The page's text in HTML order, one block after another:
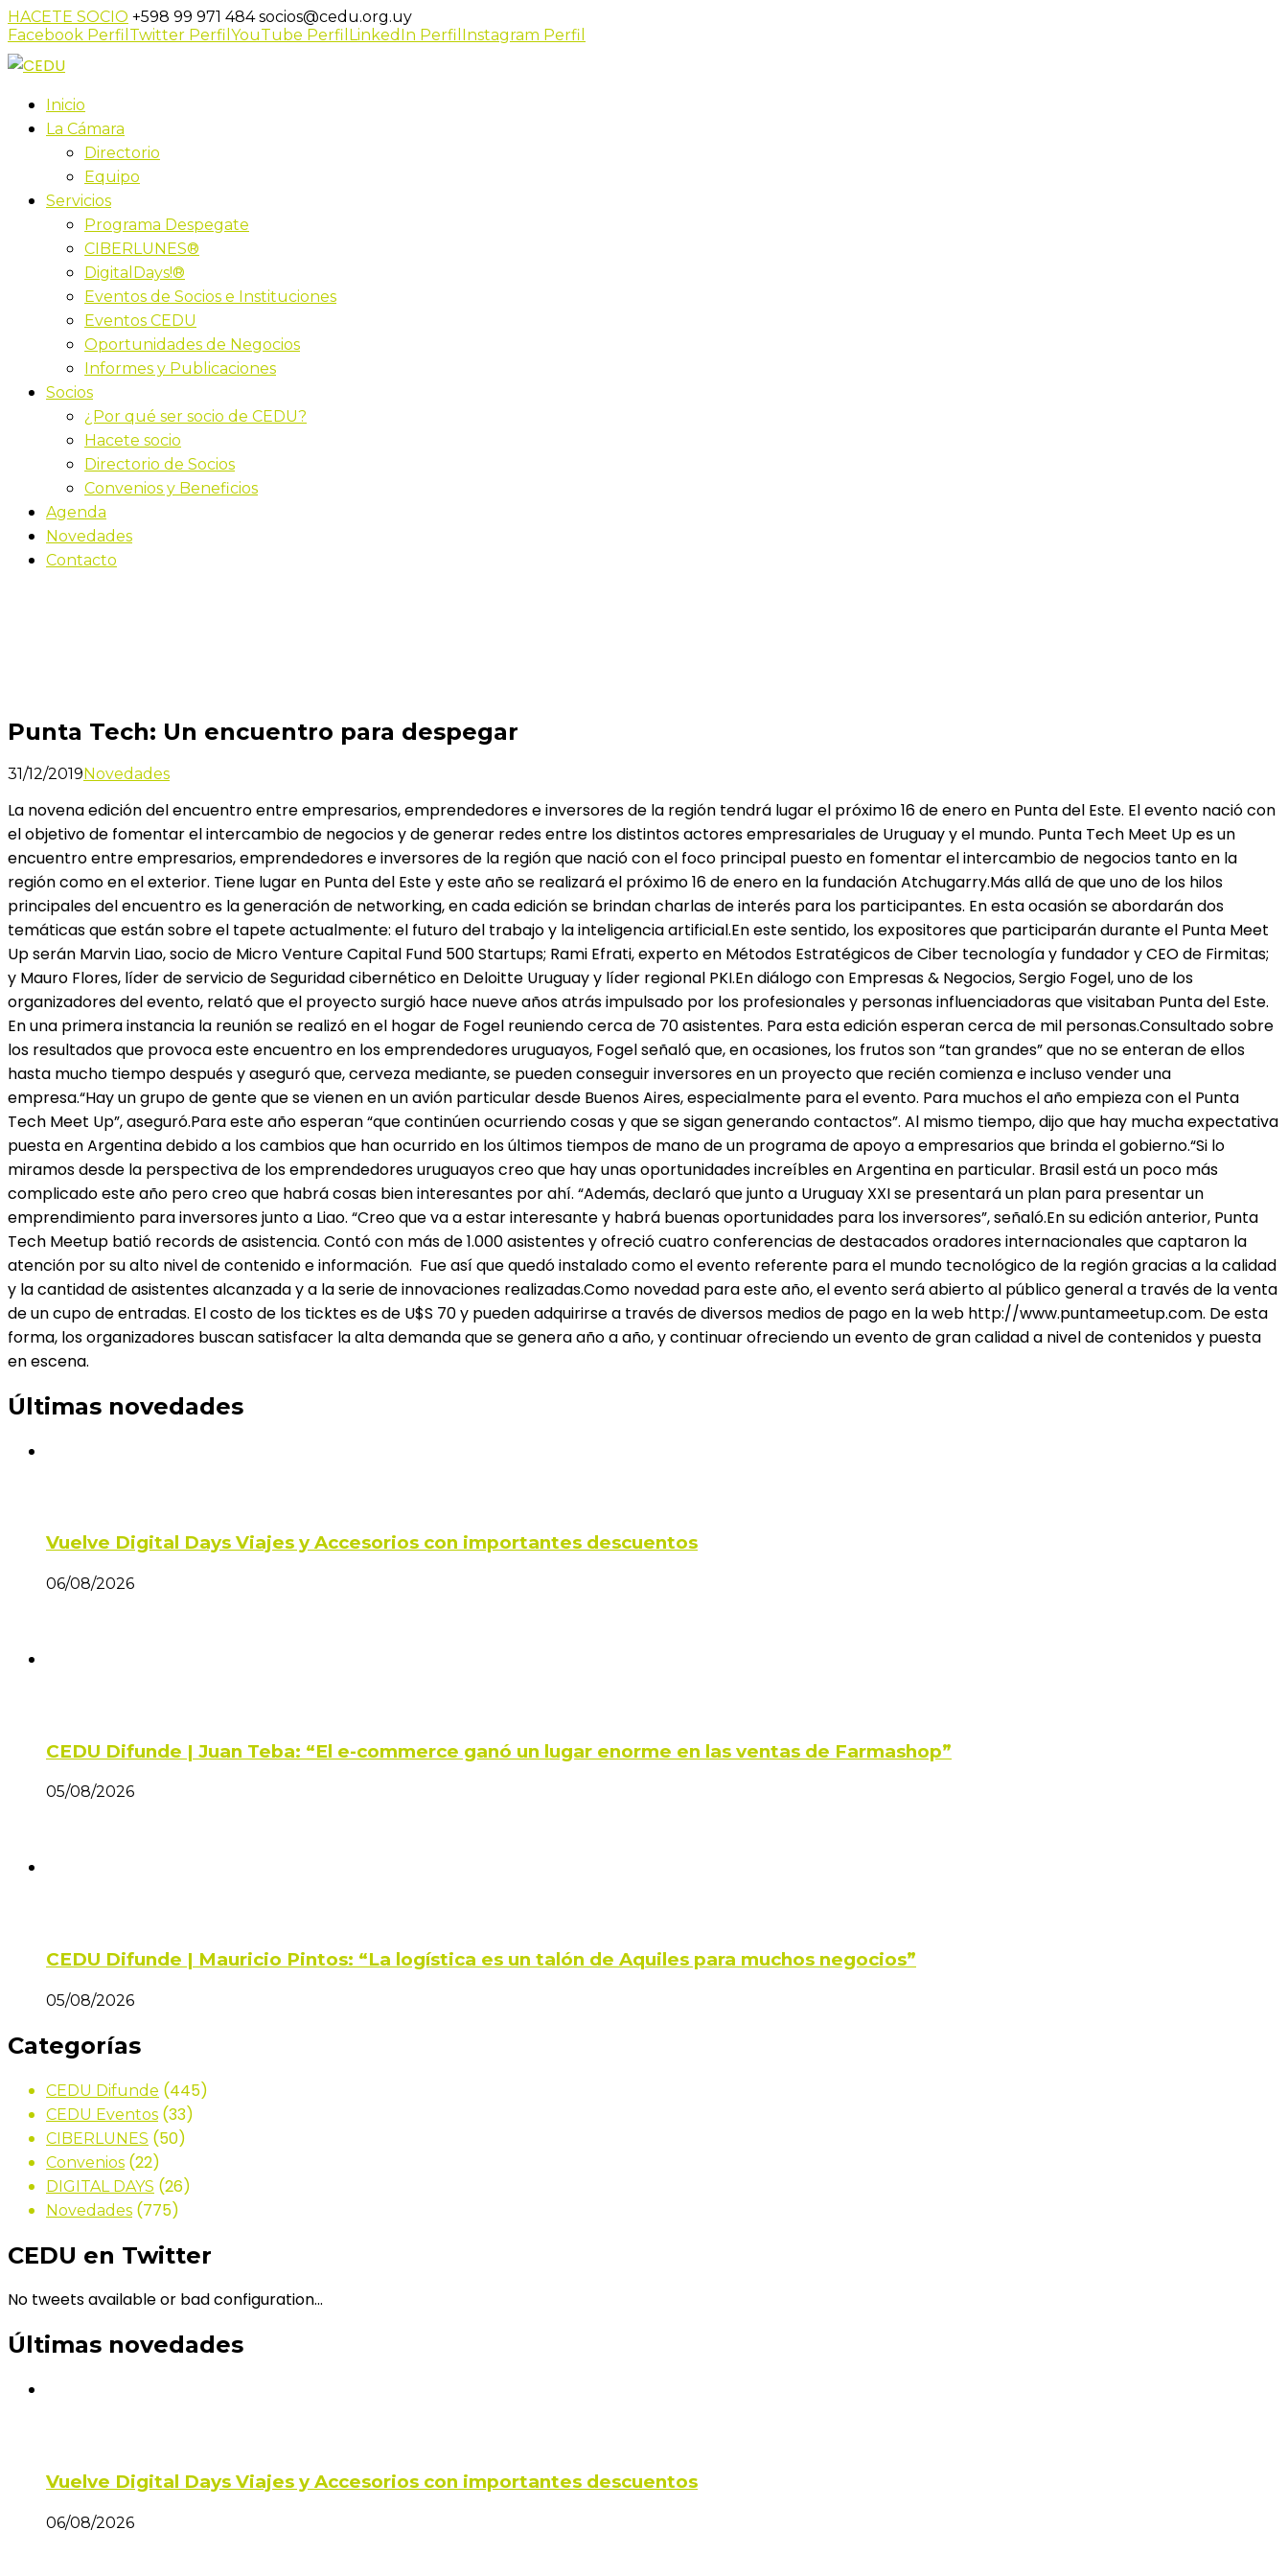
HACETE SOCIO +598 99 971 484socios@cedu.org.uy
Facebook Perfil Twitter Perfil YouTube Perfil LinkedIn Perfil Instagram Perfil
Inicio
La Cámara
Directorio
Equipo
Servicios
Programa Despegate
CIBERLUNES®
DigitalDays!®
Eventos de Socios e Instituciones
Eventos CEDU
Oportunidades de Negocios
Informes y Publicaciones
Socios
¿Por qué ser socio de CEDU?
Hacete socio
Directorio de Socios
Convenios y Beneficios
Agenda
Novedades
Contacto
Punta Tech: Un encuentro para despegar
31/12/2019Novedades
La novena edición del encuentro entre empresarios, emprendedores e inversores de la región tendrá lugar el próximo 16 de enero en Punta del Este. El evento nació con
el objetivo de fomentar el intercambio de negocios y de generar redes entre los distintos actores empresariales de Uruguay y el mundo. Punta Tech Meet Up es un
encuentro entre empresarios, emprendedores e inversores de la región que nació con el foco principal puesto en fomentar el intercambio de negocios tanto en la
región como en el exterior. Tiene lugar en Punta del Este y este año se realizará el próximo 16 de enero en la fundación Atchugarry.Más allá de que uno de los hilos
principales del encuentro es la generación de networking, en cada edición se brindan charlas de interés para los participantes. En esta ocasión se abordarán dos
temáticas que están sobre el tapete actualmente: el futuro del trabajo y la inteligencia artificial.En este sentido, los expositores que participarán durante el Punta Meet
Up serán Marvin Liao, socio de Micro Venture Capital Fund 500 Startups; Rami Efrati, experto en Métodos Estratégicos de Ciber tecnología y fundador y CEO de Firmitas;
y Mauro Flores, líder de servicio de Seguridad cibernético en Deloitte Uruguay y líder regional PKI.En diálogo con Empresas & Negocios, Sergio Fogel, uno de los
organizadores del evento, relató que el proyecto surgió hace nueve años atrás impulsado por los profesionales y personas influenciadoras que visitaban Punta del Este.
En una primera instancia la reunión se realizó en el hogar de Fogel reuniendo cerca de 70 asistentes. Para esta edición esperan cerca de mil personas.Consultado sobre
los resultados que provoca este encuentro en los emprendedores uruguayos, Fogel señaló que, en ocasiones, los frutos son “tan grandes” que no se enteran de ellos
hasta mucho tiempo después y aseguró que, cerveza mediante, se pueden conseguir inversores en un proyecto que recién comienza e incluso vender una
empresa.“Hay un grupo de gente que se vienen en un avión particular desde Buenos Aires, especialmente para el evento. Para muchos el año empieza con el Punta
Tech Meet Up”, aseguró.Para este año esperan “que continúen ocurriendo cosas y que se sigan generando contactos”. Al mismo tiempo, dijo que hay mucha expectativa
puesta en Argentina debido a los cambios que han ocurrido en los últimos tiempos de mano de un programa de apoyo a empresarios que brinda el gobierno.“Si lo
miramos desde la perspectiva de los emprendedores uruguayos creo que hay unas oportunidades increíbles en Argentina en particular. Brasil está un poco más
complicado este año pero creo que habrá cosas bien interesantes por ahí. “Además, declaró que junto a Uruguay XXI se presentará un plan para presentar un
emprendimiento para inversores junto a Liao. “Creo que va a estar interesante y habrá buenas oportunidades para los inversores”, señaló.En su edición anterior, Punta
Tech Meetup batió records de asistencia. Contó con más de 1.000 asistentes y ofreció cuatro conferencias de destacados oradores internacionales que captaron la
atención por su alto nivel de contenido e información. Fue así que quedó instalado como el evento referente para el mundo tecnológico de la región gracias a la calidad
y la cantidad de asistentes alcanzada y a la serie de innovaciones realizadas.Como novedad para este año, el evento será abierto al público general a través de la venta
de un cupo de entradas. El costo de los ticktes es de U$S 70 y pueden adquirirse a través de diversos medios de pago en la web http://www.puntameetup.com. De esta
forma, los organizadores buscan satisfacer la alta demanda que se genera año a año, y continuar ofreciendo un evento de gran calidad a nivel de contenidos y puesta
en escena.
Últimas novedades
Vuelve Digital Days Viajes y Accesorios con importantes descuentos
06/08/2026
CEDU Difunde | Juan Teba: “El e-commerce ganó un lugar enorme en las ventas de Farmashop”
05/08/2026
CEDU Difunde | Mauricio Pintos: “La logística es un talón de Aquiles para muchos negocios”
05/08/2026
Categorías
CEDU Difunde (445)
CEDU Eventos (33)
CIBERLUNES (50)
Convenios (22)
DIGITAL DAYS (26)
Novedades (775)
CEDU en Twitter
No tweets available or bad configuration...
Últimas novedades
Vuelve Digital Days Viajes y Accesorios con importantes descuentos
06/08/2026